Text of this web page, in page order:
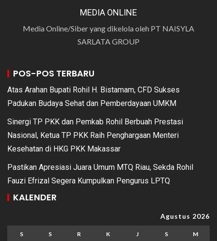
MEDIA ONLINE
Media Online/Siber yang dikelola oleh PT NAISYLA
SARLATA GROUP
POS-POS TERBARU
Atas Arahan Bupati Rohil H. Bistamam, CFD Sukses
Padukan Budaya Sehat dan Pemberdayaan UMKM
Sinergi TP PKK dan Pemkab Rohil Berbuah Prestasi
Nasional, Ketua TP PKK Raih Penghargaan Menteri
Kesehatan di HKG PKK Makassar
Pastikan Apresiasi Juara Umum MTQ Riau, Sekda Rohil
Fauzi Efrizal Segera Kumpulkan Pengurus LPTQ
KALENDER
Agustus 2026
S S R K J S M